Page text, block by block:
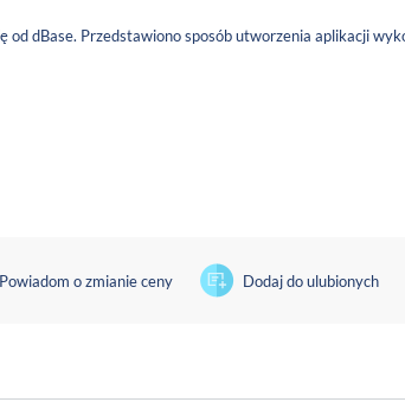
dBase. Przedstawiono sposób utworzenia aplikacji
Powiadom o zmianie ceny Dodaj do ulubionych